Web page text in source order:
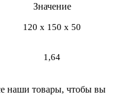
Значение
120 x 150 x 50
1,64
наши товары, чтобы вы